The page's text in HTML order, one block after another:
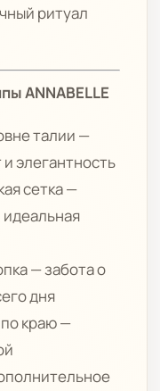
ритуал
ANNABELLE
талии —
элегантность
сетка —
идеальная
— забота о
дня
краю —